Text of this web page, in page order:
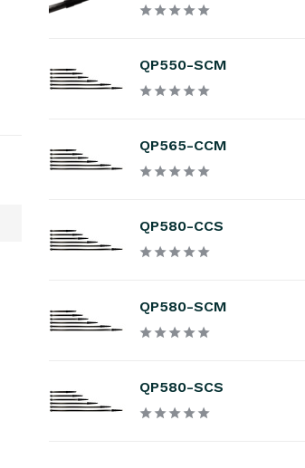
QP550-SCM
QP565-CCM
QP580-CCS
QP580-SCM
QP580-SCS